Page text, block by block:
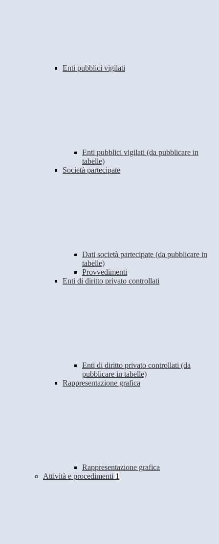
Enti pubblici vigilati
Enti pubblici vigilati (da pubblicare in
tabelle)
Società partecipate
Dati società partecipate (da pubblicare in
tabelle)
Provvedimenti
Enti di diritto privato controllati
Enti di diritto privato controllati (da
pubblicare in tabelle)
Rappresentazione grafica
Rappresentazione grafica
Attività e procedimenti 1